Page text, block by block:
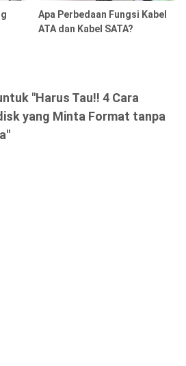
Apa Perbedaan Fungsi Kabel
ATA dan Kabel SATA?
"Harus Tau!! 4 Cara
yang Minta Format tanpa